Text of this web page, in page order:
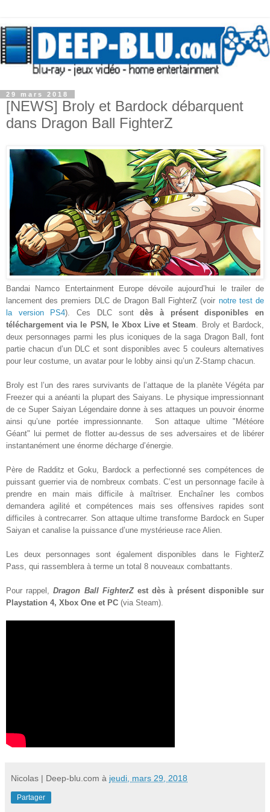
29 mars 2018
[NEWS] Broly et Bardock débarquent
dans Dragon Ball FighterZ
Bandai Namco Entertainment Europe dévoile aujourd’hui le trailer de
lancement des premiers DLC de Dragon Ball FighterZ (voir notre test de
la version PS4). Ces DLC sontdès à présent disponibles en
téléchargement via le PSN, le Xbox Live et Steam. Broly et Bardock,
deux personnages parmi les plus iconiques de la saga Dragon Ball, font
partie chacun d’un DLC et sont disponibles avec 5 couleurs alternatives
pour leur costume, un avatar pour le lobby ainsi qu’un Z-Stamp chacun.
Broly est l’un des rares survivants de l’attaque de la planète Végéta par
Freezer qui a anéanti la plupart des Saiyans. Le physique impressionnant
de ce Super Saiyan Légendaire donne à ses attaques un pouvoir énorme
ainsi qu’une portée impressionnante. Son attaque ultime "Météore
Géant" lui permet de flotter au-dessus de ses adversaires et de libérer
instantanément une énorme décharge d’énergie.
Père de Radditz et Goku, Bardock a perfectionné ses compétences de
puissant guerrier via de nombreux combats. C’est un personnage facile à
prendre en main mais difficile à maîtriser. Enchaîner les combos
demandera agilité et compétences mais ses offensives rapides sont
difficiles à contrecarrer. Son attaque ultime transforme Bardock en Super
Saiyan et canalise la puissance d’une mystérieuse race Alien.
Les deux personnages sont également disponibles dans le FighterZ
Pass, qui rassemblera à terme un total 8 nouveaux combattants.
Pour rappel,Dragon Ball FighterZest dès à présent disponible sur
Playstation 4, Xbox One et PC (via Steam).
Nicolas | Deep-blu.com à jeudi, mars 29, 2018
Partager